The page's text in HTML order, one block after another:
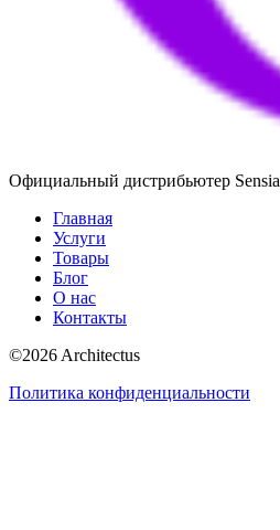
Официальный дистрибьютер Sensia
Главная
Услуги
Товары
Блог
О нас
Контакты
©2026 Architectus
Политика конфиденциальности